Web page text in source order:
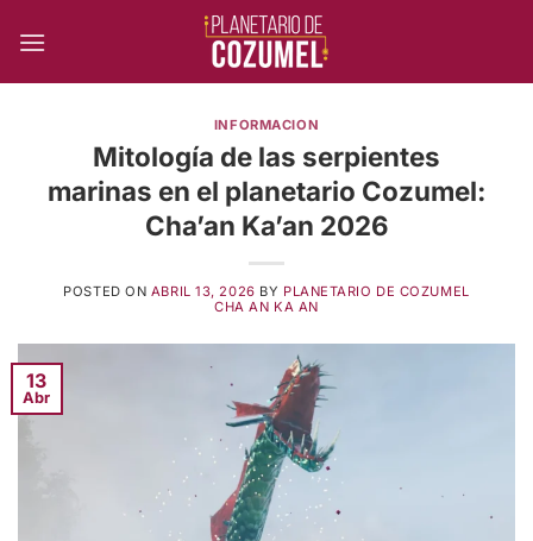
INFORMACION
Mitología de las serpientes
marinas en el planetario Cozumel:
Cha’an Ka’an 2026
POSTED ON ABRIL 13, 2026 BY PLANETARIO DE COZUMEL
CHA AN KA AN
13
Abr